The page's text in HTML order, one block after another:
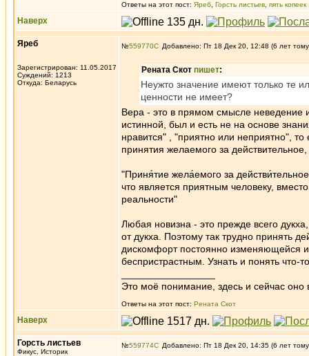
Ответы на этот пост: Яреб Горсть листьев пять копеек
Наверх
Яреб
Зарегистрирован: 11.05.2017
Суждений: 1213
Откуда: Беларусь
№559770 Добавлено: Пт 18 Дек 20, 12:48 (6 лет
Рената Скот пишет:
Неужто значение имеют только те
ценности не имеет?
Вера - это в прямом смысле неведение
истинной, был и есть не на основе
нравится" , "приятно или неприятно", то
принятия желаемого за
"Приня́тие жела́емого за
что является приятным человеку,
реальности"
Любая новизна - это прежде всего
от дукха. Поэтому так трудно принять
дискомфорт постоянно изменяющейся
беспристрастным. Узнать и понять что-
Это моё понимание, здесь и сейчас оно
Ответы на этот пост: Рената Скот
Наверх
Горсть листьев
Фикус, Историк
№559774 Добавлено: Пт 18 Дек 20, 14:35 (6 лет